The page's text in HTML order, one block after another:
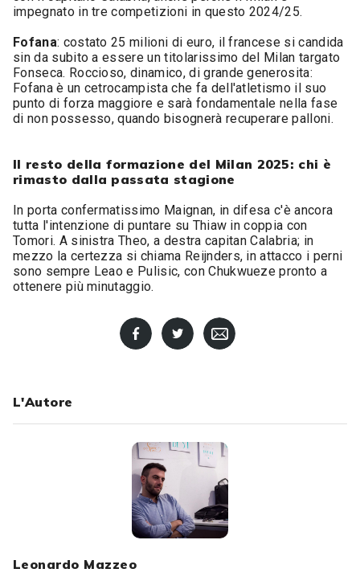
impegnato in tre competizioni in questo 2024/25.
Fofana: costato 25 milioni di euro, il francese si candida
sin da subito a essere un titolarissimo del Milan targato
Fonseca. Roccioso, dinamico, di grande generosita:
Fofana è un cetrocampista che fa dell'atletismo il suo
punto di forza maggiore e sarà fondamentale nella fase
di non possesso, quando bisognerà recuperare palloni.
Il resto della formazione del Milan 2025: chi è
rimasto dalla passata stagione
In porta confermatissimo Maignan, in difesa c'è ancora
tutta l'intenzione di puntare su Thiaw in coppia con
Tomori. A sinistra Theo, a destra capitan Calabria; in
mezzo la certezza si chiama Reijnders, in attacco i perni
sono sempre Leao e Pulisic, con Chukwueze pronto a
ottenere più minutaggio.
L'Autore
Leonardo Mazzeo